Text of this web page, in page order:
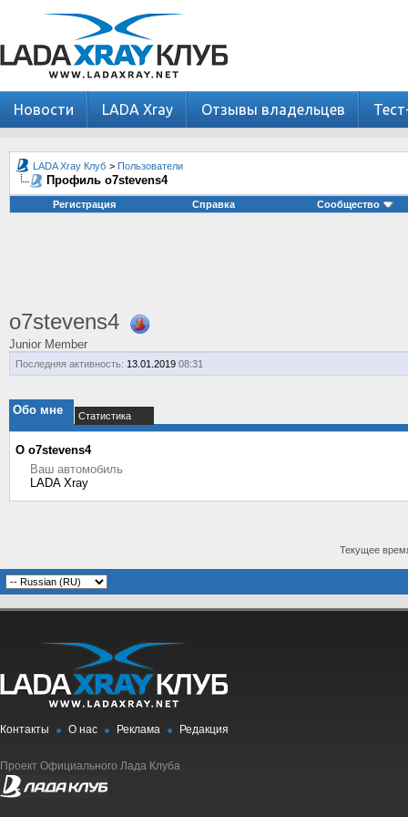
Новости LADA Xray Отзывы владельцев
LADA Xray Клуб > Пользователи
Профиль o7stevens4
Регистрация Справка Сообщество
o7stevens4
Junior Member
Последняя активность: 13.01.2019 08:31
Обо мне Статистика
О o7stevens4
Ваш автомобиль
LADA Xray
Текущее
Контакты О нас Реклама Редакция
Проект Официального Лада Клуба